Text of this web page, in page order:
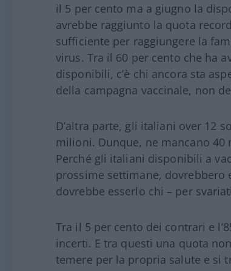
il 5 per cento ma a giugno la
avrebbe raggiunto la quota
sufficiente per raggiungere la
virus. Tra il 60 per cento che ha
disponibili, c’è chi ancora sta
della campagna vaccinale, non
D’altra parte, gli italiani over 12
milioni. Dunque, ne mancano
Perché gli italiani disponibili a
prossime settimane, dovrebbero
dovrebbe esserlo chi – per
Tra il 5 per cento dei contrari e
incerti. E tra questi una quota
temere per la propria salute e si